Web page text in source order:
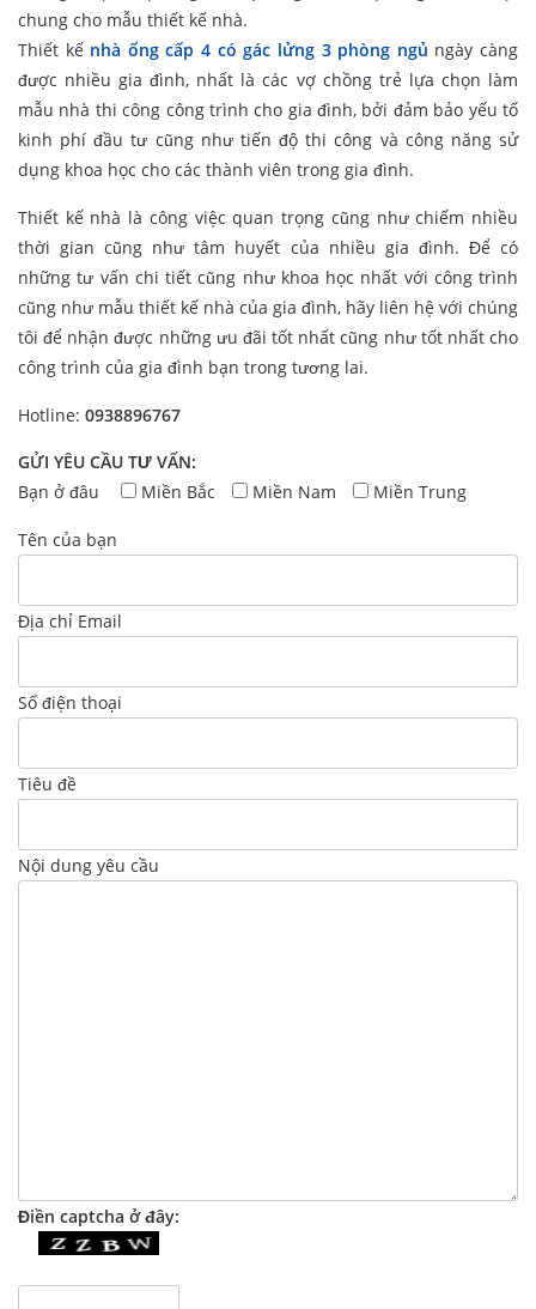
chung cho mẫu thiết kế nhà.
Thiết kế nhà ống cấp 4 có gác lửng 3 phòng ngủ ngày càng
được nhiều gia đình, nhất là các vợ chồng trẻ lựa chọn làm
mẫu nhà thi công công trình cho gia đình, bởi đảm bảo yếu tố
kinh phí đầu tư cũng như tiến độ thi công và công năng sử
dụng khoa học cho các thành viên trong gia đình.
Thiết kế nhà là công việc quan trọng cũng như chiếm nhiều
thời gian cũng như tâm huyết của nhiều gia đình. Để có
những tư vấn chi tiết cũng như khoa học nhất với công trình
cũng như mẫu thiết kế nhà của gia đình, hãy liên hệ với chúng
tôi để nhận được những ưu đãi tốt nhất cũng như tốt nhất cho
công trình của gia đình bạn trong tương lai.
Hotline: 0938896767
GỬI YÊU CẦU TƯ VẤN:
Bạn ở đâu
Miền Bắc Miền Nam Miền Trung
Tên của bạn
Địa chỉ Email
Số điện thoại
Tiêu đề
Nội dung yêu cầu
Điền captcha ở đây: